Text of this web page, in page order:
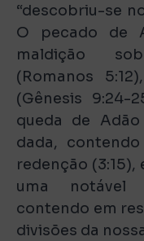
“descobriu-se
O pecado de
maldição
(Romanos
(Gênesis 9:24-
queda de
dada,
redenção (3:15),
uma notável
contendo em
divisões da